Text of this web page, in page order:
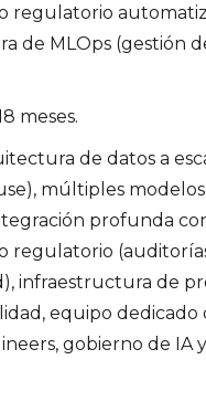
regulatorio
de MLOps (gestión
meses.
de datos a
múltiples modelos
profunda
regulatorio
infraestructura de
equipo dedicado
gobierno de IA